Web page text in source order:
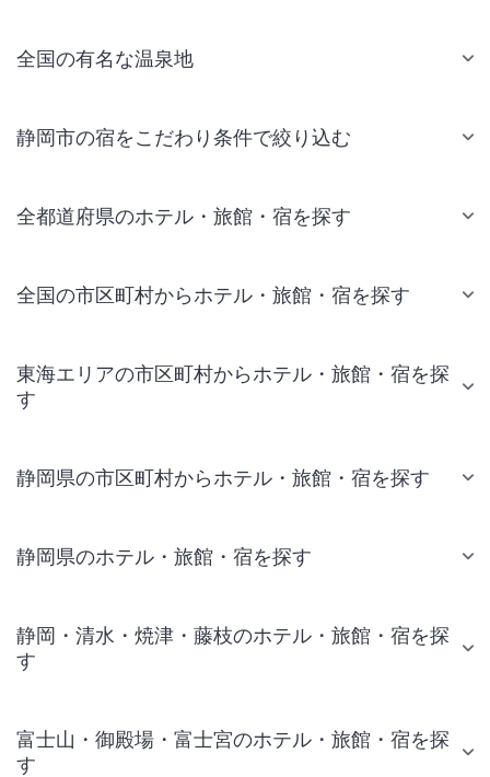
全国の有名な温泉地
静岡市の宿をこだわり条件で絞り込む
全都道府県のホテル・旅館・宿を探す
全国の市区町村からホテル・旅館・宿を探す
東海エリアの市区町村からホテル・旅館・宿を探
す
静岡県の市区町村からホテル・旅館・宿を探す
静岡県のホテル・旅館・宿を探す
静岡・清水・焼津・藤枝のホテル・旅館・宿を探
す
富士山・御殿場・富士宮のホテル・旅館・宿を探
す